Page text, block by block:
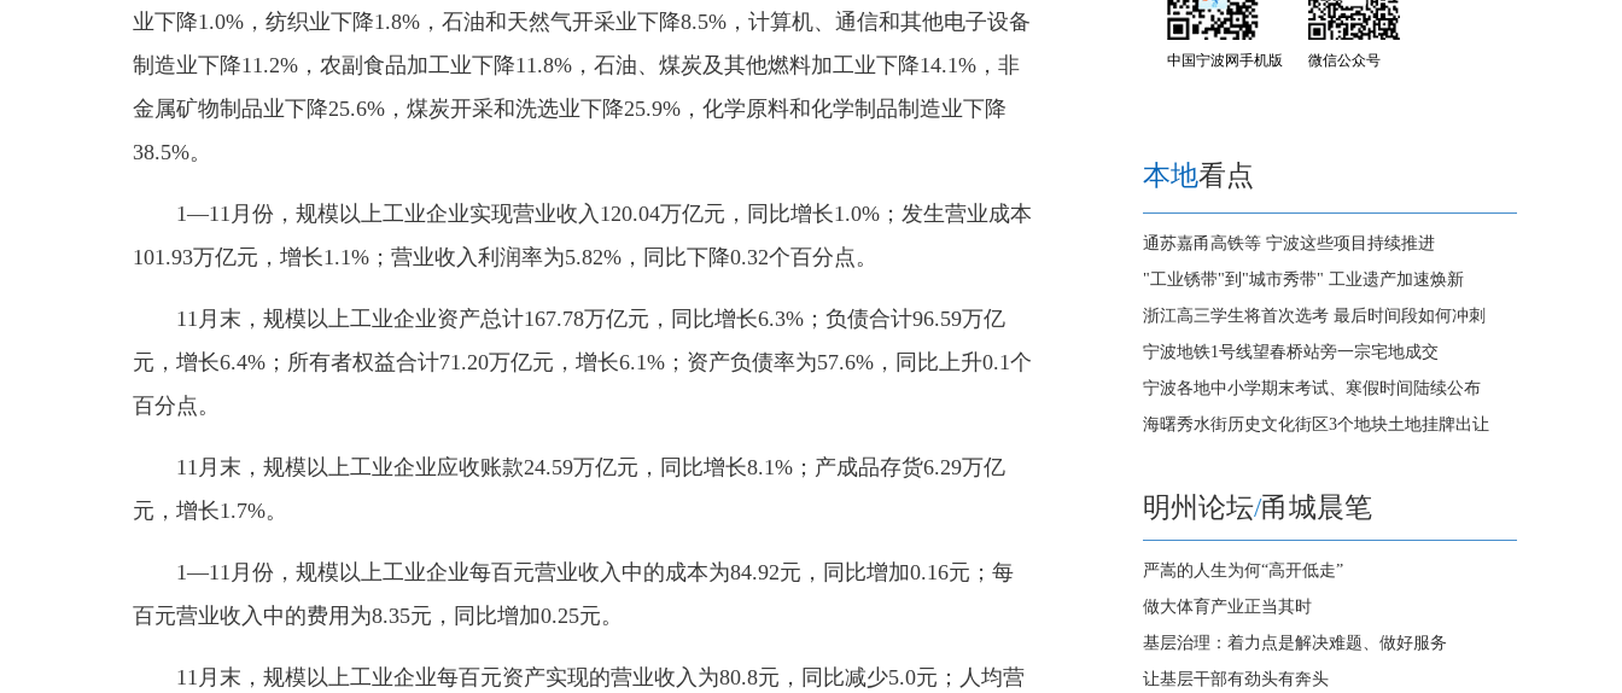
业下降1.0%，纺织业下降1.8%，石油和天然气开采业下降8.5%，计算机、通信和其他电子设备
制造业下降11.2%，农副食品加工业下降11.8%，石油、煤炭及其他燃料加工业下降14.1%，非
金属矿物制品业下降25.6%，煤炭开采和洗选业下降25.9%，化学原料和化学制品制造业下降
38.5%。
1—11月份，规模以上工业企业实现营业收入120.04万亿元，同比增长1.0%；发生营业成本
101.93万亿元，增长1.1%；营业收入利润率为5.82%，同比下降0.32个百分点。
11月末，规模以上工业企业资产总计167.78万亿元，同比增长6.3%；负债合计96.59万亿
元，增长6.4%；所有者权益合计71.20万亿元，增长6.1%；资产负债率为57.6%，同比上升0.1个
百分点。
11月末，规模以上工业企业应收账款24.59万亿元，同比增长8.1%；产成品存货6.29万亿
元，增长1.7%。
1—11月份，规模以上工业企业每百元营业收入中的成本为84.92元，同比增加0.16元；每
百元营业收入中的费用为8.35元，同比增加0.25元。
11月末，规模以上工业企业每百元资产实现的营业收入为80.8元，同比减少5.0元；人均营
中国宁波网手机版 微信公众号
本地看点
通苏嘉甬高铁等 宁波这些项目持续推进
"工业锈带"到"城市秀带" 工业遗产加速焕新
浙江高三学生将首次选考 最后时间段如何冲刺
宁波地铁1号线望春桥站旁一宗宅地成交
宁波各地中小学期末考试、寒假时间陆续公布
海曙秀水街历史文化街区3个地块土地挂牌出让
明州论坛/甬城晨笔
严嵩的人生为何“高开低走”
做大体育产业正当其时
基层治理：着力点是解决难题、做好服务
让基层干部有劲头有奔头